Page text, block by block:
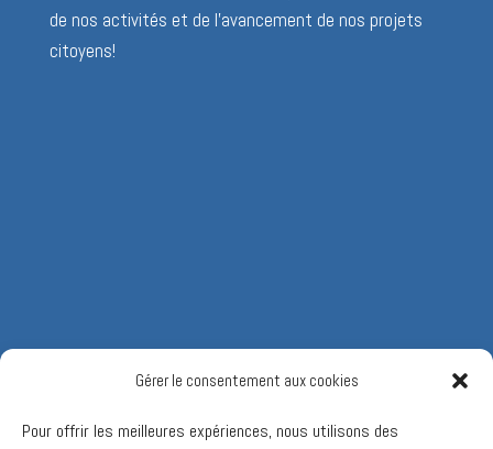
Gérer le consentement aux cookies
Pour offrir les meilleures expériences, nous utilisons des
de nos activités et de l’avancement de nos projets
citoyens!